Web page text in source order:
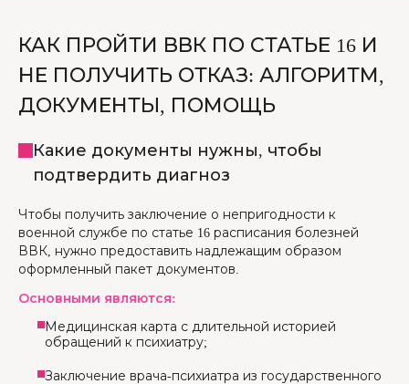
КАК ПРОЙТИ ВВК ПО СТАТЬЕ 16 И
НЕ ПОЛУЧИТЬ ОТКАЗ: АЛГОРИТМ,
ДОКУМЕНТЫ, ПОМОЩЬ
Какие документы нужны, чтобы
подтвердить диагноз
Чтобы получить заключение о непригодности к
военной службе по статье 16 расписания болезней
ВВК, нужно предоставить надлежащим образом
оформленный пакет документов.
Основными являются:
Медицинская карта с длительной историей
обращений к психиатру;
Заключение врача-психиатра из государственного